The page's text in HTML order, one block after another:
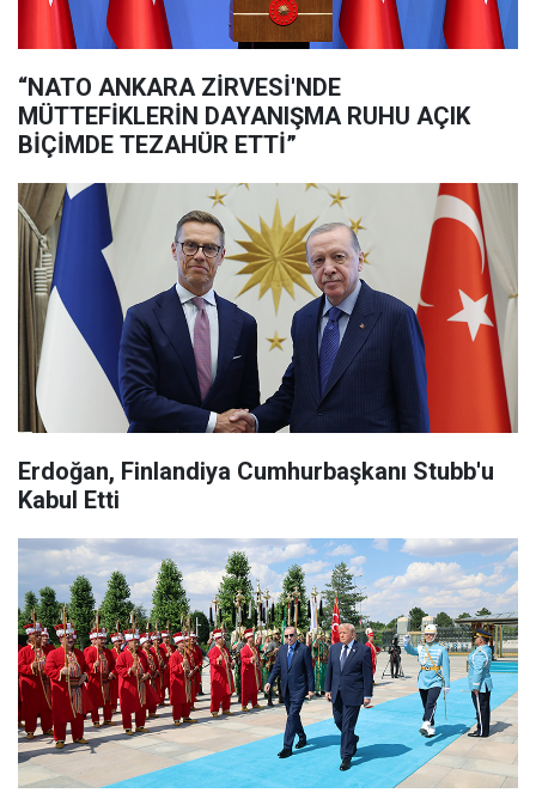
“NATO ANKARA ZİRVESİ'NDE
MÜTTEFİKLERİN DAYANIŞMA RUHU AÇIK
BİÇİMDE TEZAHÜR ETTİ”
Erdoğan, Finlandiya Cumhurbaşkanı Stubb'u
Kabul Etti